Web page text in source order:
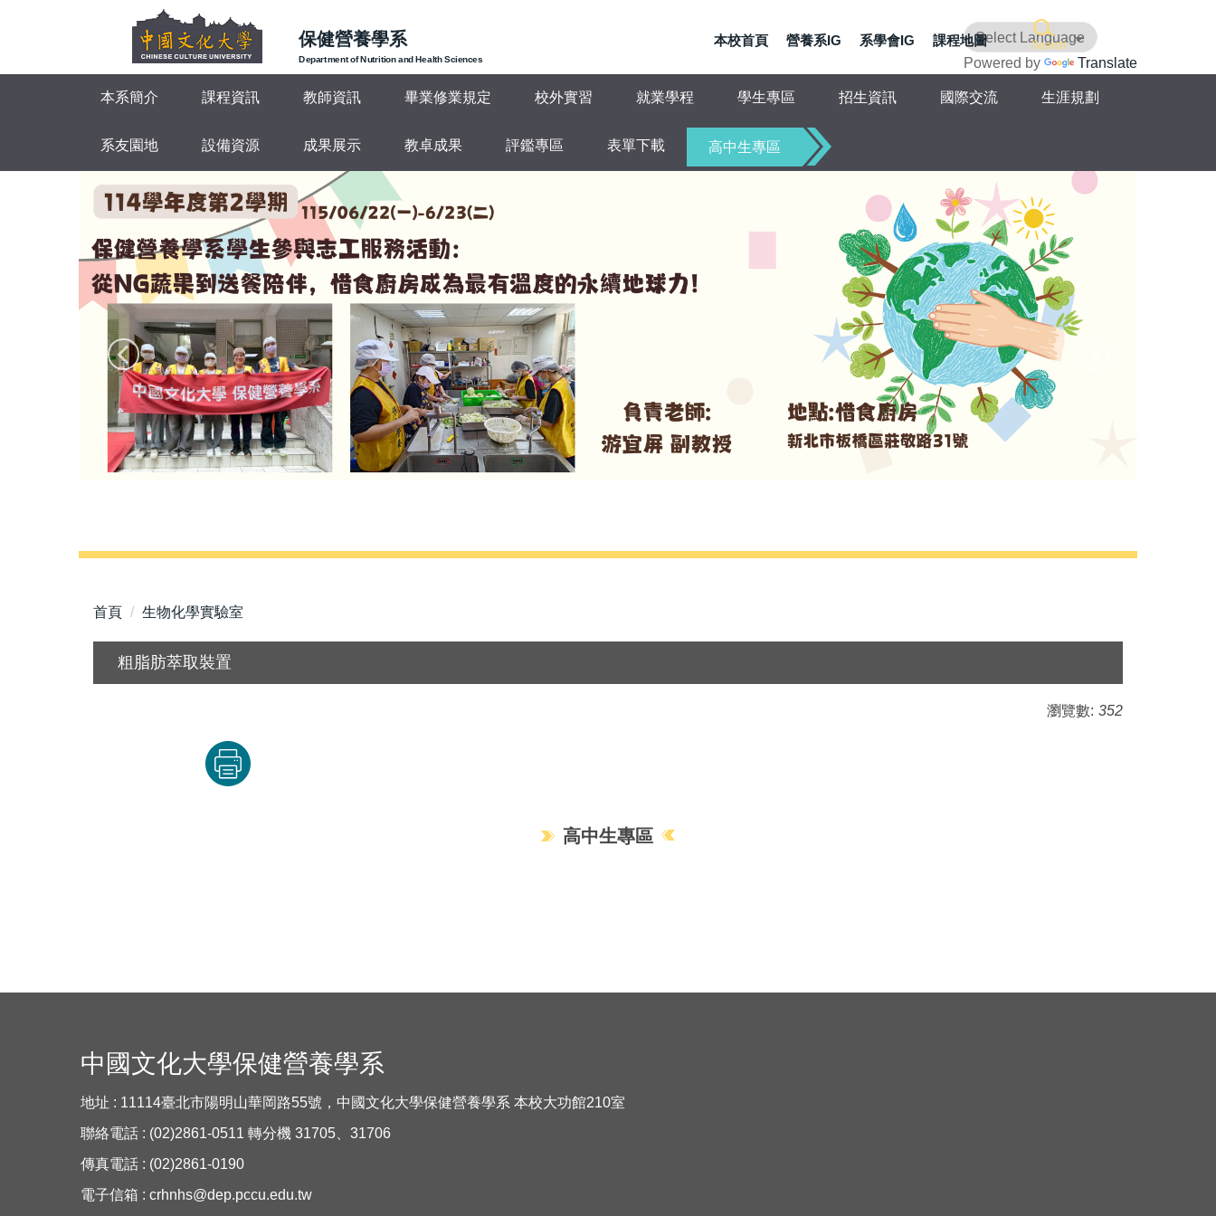
要
保健營養學系
Department of Nutrition and Health Sciences
Search
Powered by Translate
本校首頁 營養系IG 系學會IG 課程地圖
本系簡介 課程資訊 教師資訊 畢業修業規定 校外實習 就業學程 學生專區 招生資訊 國際交流 生涯規劃
系友園地 設備資源 成果展示 教卓成果 評鑑專區 表單下載 高中生專區
首頁 生物化學實驗室
粗脂肪萃取裝置
瀏覽數: 352
高中生專區
中國文化大學保健營養學系
地址 : 11114臺北市陽明山華岡路55號，中國文化大學保健營養學系 本校大功館210室
聯絡電話 : (02)2861-0511 轉分機 31705、31706
傳真電話 : (02)2861-0190
電子信箱 : crhnhs@dep.pccu.edu.tw